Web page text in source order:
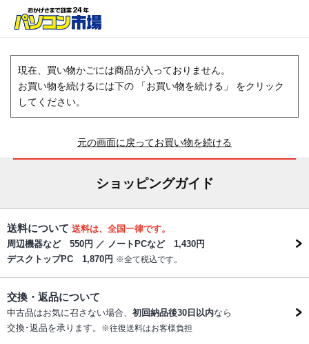
現在、買い物かごには商品が入っておりません。
お買い物を続けるには下の 「お買い物を続ける」 をクリック
してください。
元の画面に戻ってお買い物を続ける
ショッピングガイド
送料について 送料は、全国一律です。
周辺機器など 550円 ／ ノートPCなど 1,430円
デスクトップPC 1,870円 ※全て税込です。
交換・返品について
中古品はお気に召さない場合、 初回納品後30日以内なら
交換･返品を承ります。
※往復送料はお客様負担